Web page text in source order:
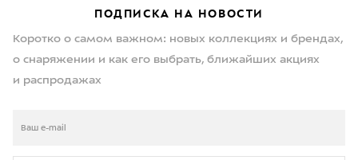
ПОДПИСКА НА НОВОСТИ
Коротко о самом важном: новых коллекциях и брендах,
о снаряжении и как его выбрать, ближайших акциях
и распродажах